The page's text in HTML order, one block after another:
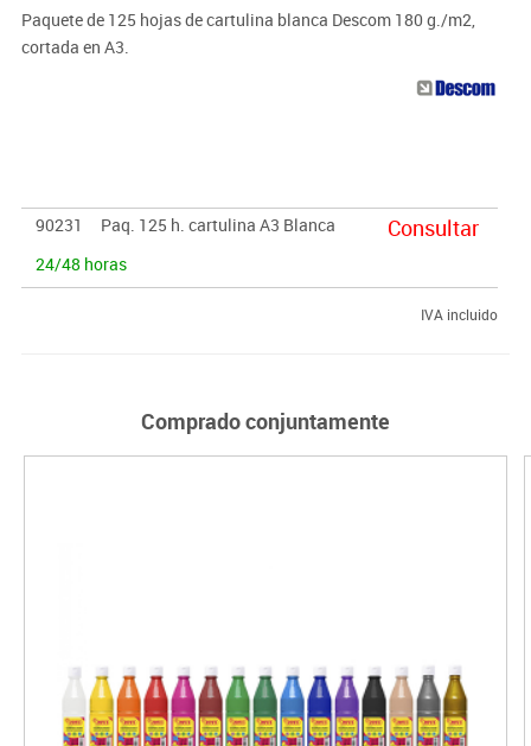
Paquete de 125 hojas de cartulina blanca Descom 180 g./m2,
cortada en A3.
90231
Paq. 125 h. cartulina A3 Blanca
24/48 horas
Consultar
IVA incluido
Comprado conjuntamente